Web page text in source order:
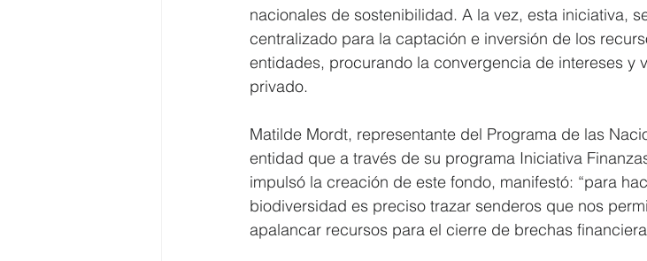
nacionales de sostenibilidad. A la vez, esta iniciativa,
centralizado para la captación e inversión de los
entidades, procurando la convergencia de intereses y
privado.
Matilde Mordt, representante del Programa de las
entidad que a través de su programa Iniciativa
impulsó la creación de este fondo, manifestó: “para
biodiversidad es preciso trazar senderos que nos
apalancar recursos para el cierre de brechas